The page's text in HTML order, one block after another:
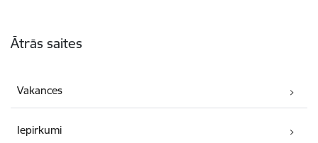
Ātrās saites
Vakances
Iepirkumi